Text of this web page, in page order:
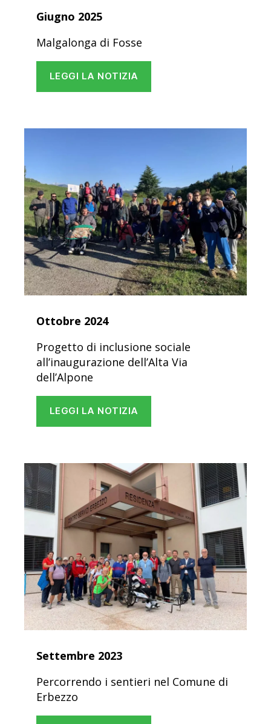
Giugno 2025
Malgalonga di Fosse
LEGGI LA NOTIZIA
Ottobre 2024
Progetto di inclusione sociale
all’inaugurazione dell’Alta Via
dell’Alpone
LEGGI LA NOTIZIA
Settembre 2023
Percorrendo i sentieri nel Comune di
Erbezzo